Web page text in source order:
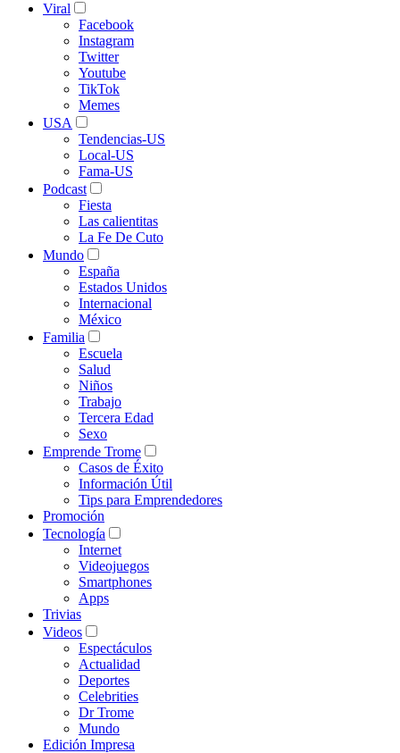
Viral
Facebook
Instagram
Twitter
Youtube
TikTok
Memes
USA
Tendencias-US
Local-US
Fama-US
Podcast
Fiesta
Las calientitas
La Fe De Cuto
Mundo
España
Estados Unidos
Internacional
México
Familia
Escuela
Salud
Niños
Trabajo
Tercera Edad
Sexo
Emprende Trome
Casos de Éxito
Información Útil
Tips para Emprendedores
Promoción
Tecnología
Internet
Videojuegos
Smartphones
Apps
Trivias
Videos
Espectáculos
Actualidad
Deportes
Celebrities
Dr Trome
Mundo
Edición Impresa